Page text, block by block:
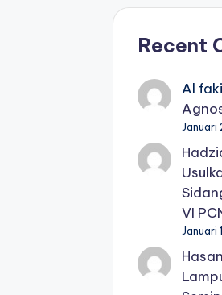
Recent
Al
Januari
VI
Januari
Hasan